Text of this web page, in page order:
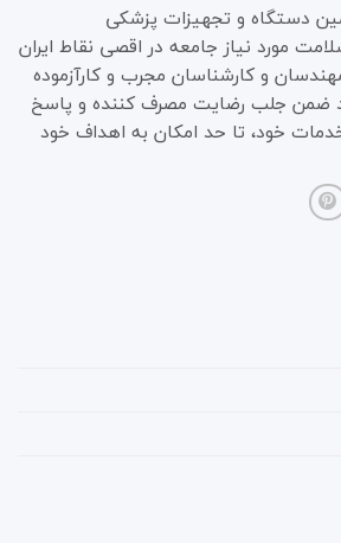
دستگاه و تجهیزات پزشکی
مورد نیاز جامعه در اقصی نقاط ایران
و کارشناسان مجرب و کارآزموده
ضمن جلب رضایت مصرف کننده و پاسخ
خود، تا حد امکان به اهداف خود